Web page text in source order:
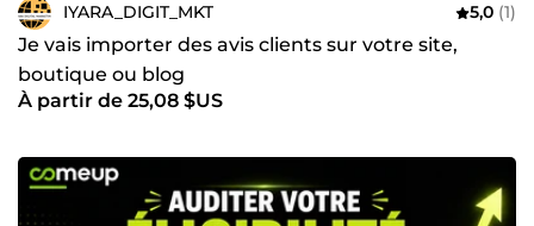
IYARA_DIGIT_MKT 5,0 (1)
Je vais importer des avis clients sur votre site,
boutique ou blog
À partir de 25,08 $US